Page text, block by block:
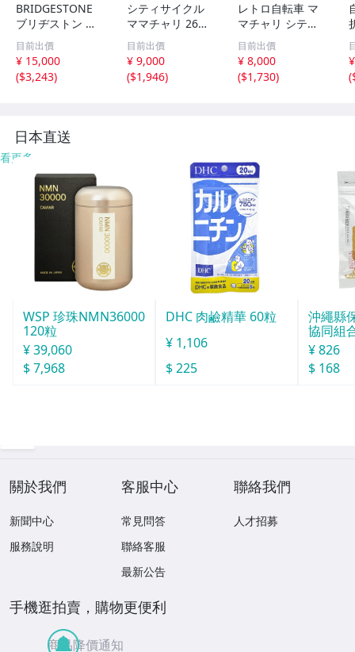
BRIDGESTONE
ブリヂストン 自
転車 レトロ 部品
取り レストアベ
ース
目前出價
¥ 15,000
($3,243)
シティサイクル
ママチャリ 26イ
ンチ ブラック 前
カゴ付き 現状渡
し
目前出價
¥ 9,000
($1,946)
レトロ自転車 マ
マチャリ シティ
サイクル 26イン
チ相当 ジャンク
部品取り
目前出價
¥ 8,000
($1,730)
(
日本直送
看更多
WSP 珍珠NMN36000
120粒
¥ 39,060
$ 7,968
DHC 肉鹼精華 60粒
¥ 1,106
$ 225
沖繩縣
協同組
球酒豪
¥ 826
$ 168
關於我們
新聞中心
服務說明
客服中心
常見問答
聯絡客服
最新公告
聯絡我們
人才招募
手機逛拍賣，購物更便利
商品降價通知